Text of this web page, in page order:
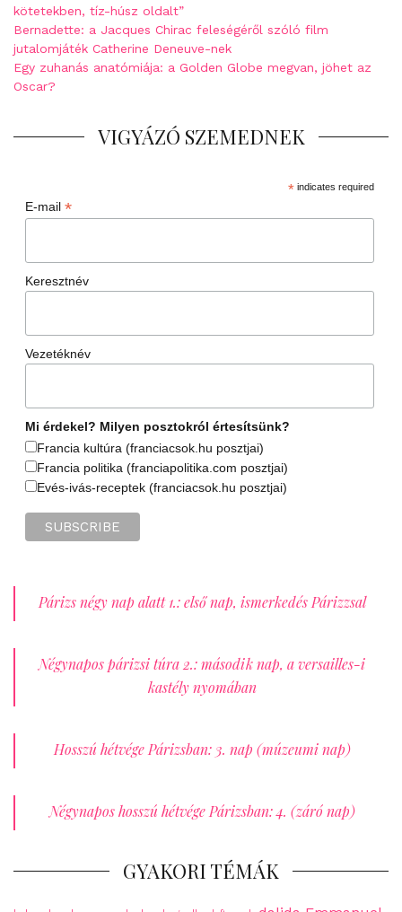
kötetekben, tíz-húsz oldalt”
Bernadette: a Jacques Chirac feleségéről szóló film
jutalomjáték Catherine Deneuve-nek
Egy zuhanás anatómiája: a Golden Globe megvan, jöhet az
Oscar?
VIGYÁZÓ SZEMEDNEK
*indicates required
E-mail *
Keresztnév
Vezetéknév
Mi érdekel? Milyen posztokról értesítsünk?
Francia kultúra (franciacsok.hu posztjai)
Francia politika (franciapolitika.com posztjai)
Evés-ivás-receptek (franciacsok.hu posztjai)
Párizs négy nap alatt 1.: első nap, ismerkedés Párizzsal
Négynapos párizsi túra 2.: második nap, a versailles-i
kastély nyomában
Hosszú hétvége Párizsban: 3. nap (múzeumi nap)
Négynapos hosszú hétvége Párizsban: 4. (záró nap)
GYAKORI TÉMÁK